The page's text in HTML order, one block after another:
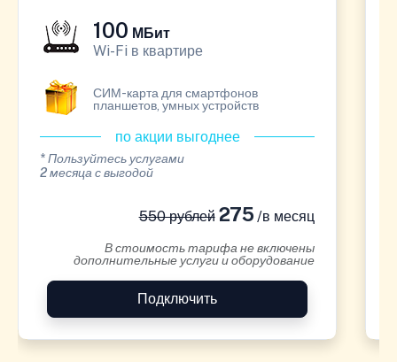
100 МБит
Wi-Fi в квартире
СИМ-карта для смартфонов
планшетов, умных устройств
по акции выгоднее
* Пользуйтесь услугами
2 месяца с выгодой
550 рублей275 /в месяц
В стоимость тарифа не включены
дополнительные услуги и оборудование
Подключить